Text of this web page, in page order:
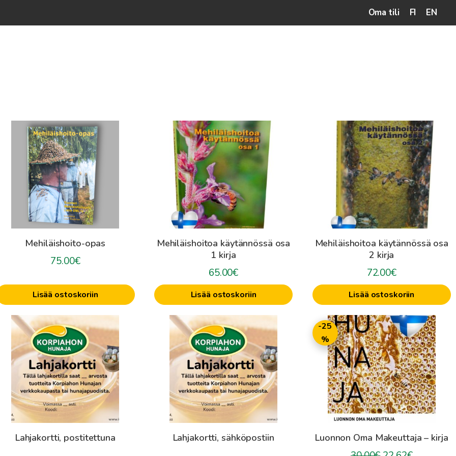
Oma tili FI EN
Mehiläishoito-opas
75.00€
Lisää ostoskoriin
Mehiläishoitoa käytännössä osa
1 kirja
65.00€
Lisää ostoskoriin
Mehiläishoitoa käytännössä osa
2 kirja
72.00€
Lisää ostoskoriin
Lahjakortti, postitettuna Lahjakortti, sähköpostiin
-25
%
Luonnon Oma Makeuttaja – kirja